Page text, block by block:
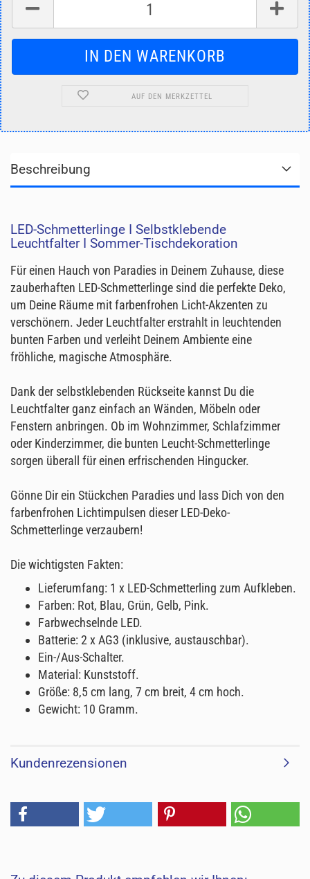
AUF DEN MERKZETTEL
Beschreibung
LED-Schmetterlinge I Selbstklebende
Leuchtfalter I Sommer-Tischdekoration
Für einen Hauch von Paradies in Deinem Zuhause, diese
zauberhaften LED-Schmetterlinge sind die perfekte Deko,
um Deine Räume mit farbenfrohen Licht-Akzenten zu
verschönern. Jeder Leuchtfalter erstrahlt in leuchtenden
bunten Farben und verleiht Deinem Ambiente eine
fröhliche, magische Atmosphäre.
Dank der selbstklebenden Rückseite kannst Du die
Leuchtfalter ganz einfach an Wänden, Möbeln oder
Fenstern anbringen. Ob im Wohnzimmer, Schlafzimmer
oder Kinderzimmer, die bunten Leucht-Schmetterlinge
sorgen überall für einen erfrischenden Hingucker.
Gönne Dir ein Stückchen Paradies und lass Dich von den
farbenfrohen Lichtimpulsen dieser LED-Deko-
Schmetterlinge verzaubern!
Die wichtigsten Fakten:
Lieferumfang: 1 x LED-Schmetterling zum Aufkleben.
Farben: Rot, Blau, Grün, Gelb, Pink.
Farbwechselnde LED.
Batterie: 2 x AG3 (inklusive, austauschbar).
Ein-/Aus-Schalter.
Material: Kunststoff.
Größe: 8,5 cm lang, 7 cm breit, 4 cm hoch.
Gewicht: 10 Gramm.
Kundenrezensionen